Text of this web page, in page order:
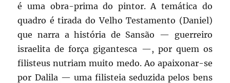
é uma obra-prima do pintor. A temática do
quadro é tirada do Velho Testamento (Daniel)
que narra a história de Sansão — guerreiro
israelita de força gigantesca —, por quem os
filisteus nutriam muito medo. Ao apaixonar-se
por Dalila — uma filisteia seduzida pelos bens